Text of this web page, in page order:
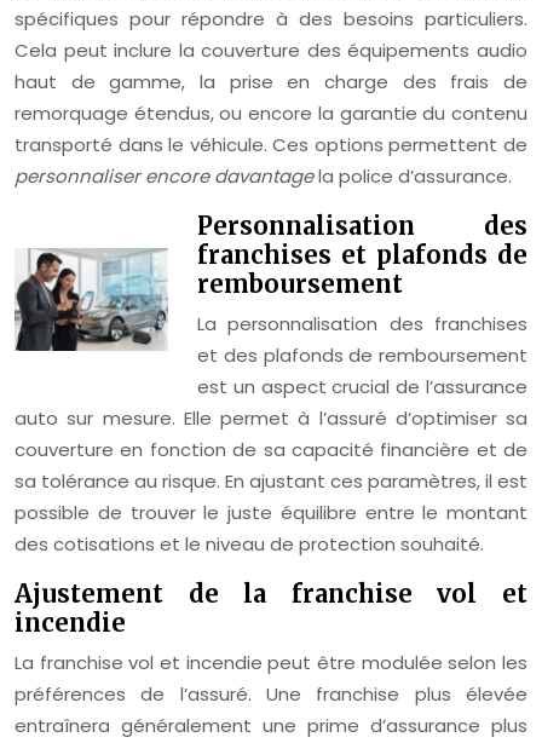
spécifiques pour répondre à des besoins particuliers.
Cela peut inclure la couverture des équipements audio
haut de gamme, la prise en charge des frais de
remorquage étendus, ou encore la garantie du contenu
transporté dans le véhicule. Ces options permettent de
personnaliser encore davantagela police d’assurance.
Personnalisation des
franchises et plafonds de
remboursement
La personnalisation des franchises
et des plafonds de remboursement
est un aspect crucial de l’assurance
auto sur mesure. Elle permet à l’assuré d’optimiser sa
couverture en fonction de sa capacité financière et de
sa tolérance au risque. En ajustant ces paramètres, il est
possible de trouver le juste équilibre entre le montant
des cotisations et le niveau de protection souhaité.
Ajustement de la franchise vol et
incendie
La franchise vol et incendie peut être modulée selon les
préférences de l’assuré. Une franchise plus élevée
entraînera généralement une prime d’assurance plus